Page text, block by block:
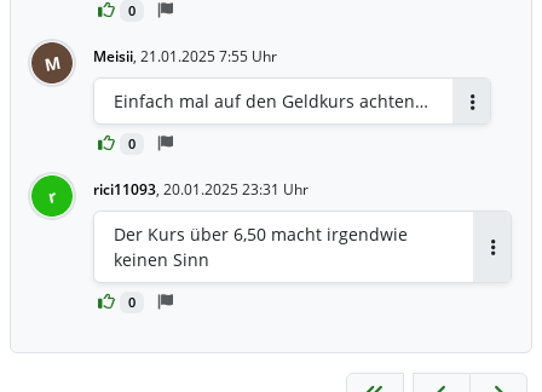
0
M Meisii, 21.01.2025 7:55 Uhr
0
Einfach mal auf den Geldkurs achten…
r rici11093, 20.01.2025 23:31 Uhr
0
Der Kurs über 6,50 macht irgendwie
keinen Sinn